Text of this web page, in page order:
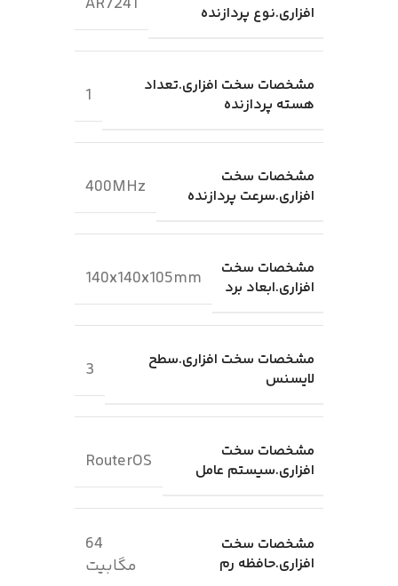
افزاری.نوع پردازنده
مشخصات سخت افزاری.تعداد
هسته پردازنده
1
مشخصات سخت
افزاری.سرعت پردازنده
400MHz
مشخصات سخت
افزاری.ابعاد برد
140x140x105mm
مشخصات سخت افزاری.سطح
لایسنس
3
مشخصات سخت
افزاری.سیستم عامل
RouterOS
مشخصات سخت
افزاری.حافظه رم
64
مگابیت